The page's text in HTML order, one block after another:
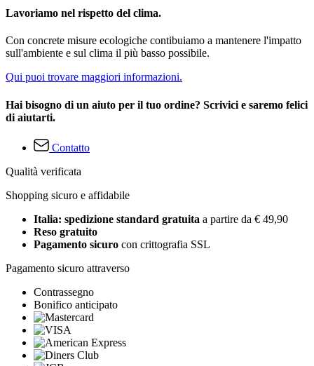
Lavoriamo nel rispetto del clima.
Con concrete misure ecologiche contibuiamo a mantenere l'impatto
sull'ambiente e sul clima il più basso possibile.
Qui puoi trovare maggiori informazioni.
Hai bisogno di un aiuto per il tuo ordine? Scrivici e saremo felici
di aiutarti.
Contatto
Qualità verificata
Shopping sicuro e affidabile
Italia: spedizione standard gratuita a partire da € 49,90
Reso gratuito
Pagamento sicuro con crittografia SSL
Pagamento sicuro attraverso
Contrassegno
Bonifico anticipato